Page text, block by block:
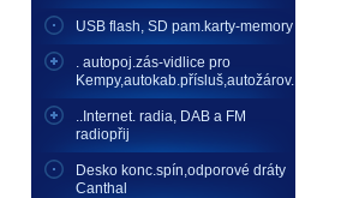
USB flash, SD pam.karty-memory
. autopoj.zás-vidlice pro
Kempy,autokab.přísluš,autožárov.
..Internet. radia, DAB a FM
radiopřij
Desko konc.spín,odporové dráty
Canthal